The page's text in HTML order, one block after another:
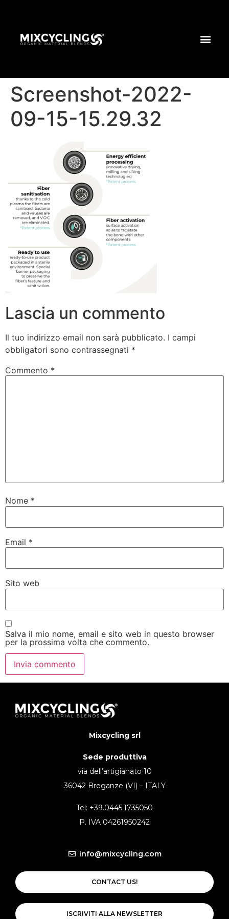
Screenshot-2022-
09-15-15.29.32
Lascia un commento
Il tuo indirizzo email non sarà pubblicato. I campi
obbligatori sono contrassegnati *
Commento *
Nome *
Email *
Sito web
Salva il mio nome, email e sito web in questo browser
per la prossima volta che commento.
Mixcycling srl
Sede produttiva
via dell’artigianato 10
36042 Breganze (VI) – ITALY
Tel: +39.0445.1735050
P. IVA 04261950242
info@mixcycling.com
CONTACT US!
ISCRIVITI ALLA NEWSLETTER